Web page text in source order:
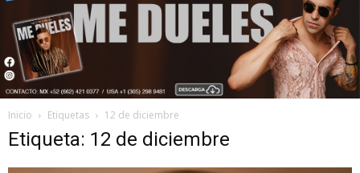
Inicio Etiquetas 12 de diciembre
Etiqueta: 12 de diciembre